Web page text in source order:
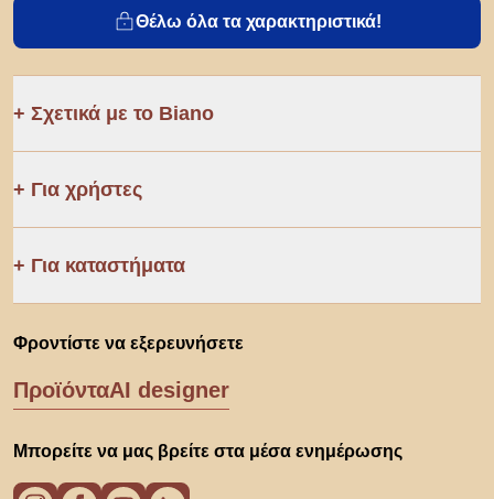
Θέλω όλα τα χαρακτηριστικά!
Σχετικά με το Biano
Για χρήστες
Για καταστήματα
Φροντίστε να εξερευνήσετε
ΠροϊόνταAI designer
Μπορείτε να μας βρείτε στα μέσα ενημέρωσης